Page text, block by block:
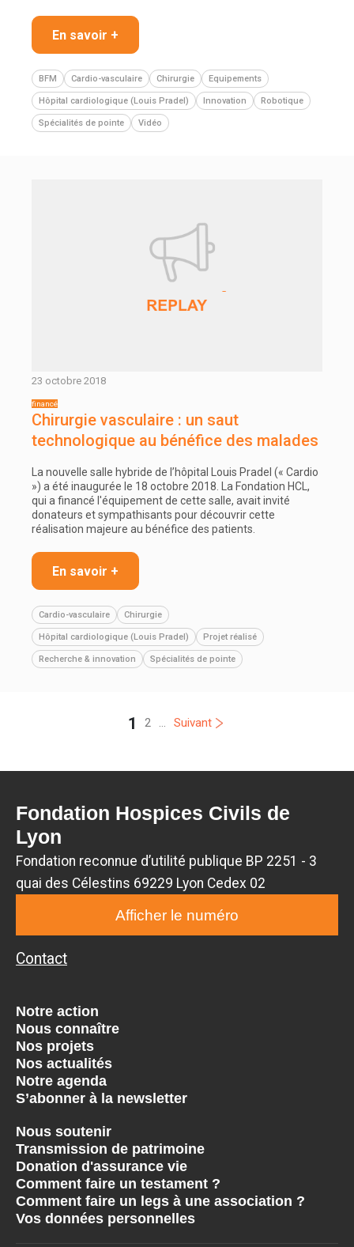
En savoir +
BFM Cardio-vasculaire Chirurgie Equipements
Hôpital cardiologique (Louis Pradel) Innovation Robotique
Spécialités de pointe Vidéo
23 octobre 2018
Chirurgie vasculaire : un saut
technologique au bénéfice des malades
La nouvelle salle hybride de l’hôpital Louis Pradel (« Cardio
») a été inaugurée le 18 octobre 2018. La Fondation HCL,
qui a financé l'équipement de cette salle, avait invité
donateurs et sympathisants pour découvrir cette
réalisation majeure au bénéfice des patients.
En savoir +
Cardio-vasculaire Chirurgie
Hôpital cardiologique (Louis Pradel) Projet réalisé
Recherche & innovation Spécialités de pointe
1 2 ... Suivant
Fondation Hospices Civils de
Lyon
Fondation reconnue d’utilité publique BP 2251 - 3
quai des Célestins 69229 Lyon Cedex 02
Afficher le numéro
Contact
Notre action
Nous connaître
Nos projets
Nos actualités
Notre agenda
S’abonner à la newsletter
Nous soutenir
Transmission de patrimoine
Donation d'assurance vie
Comment faire un testament ?
Comment faire un legs à une association ?
Vos données personnelles